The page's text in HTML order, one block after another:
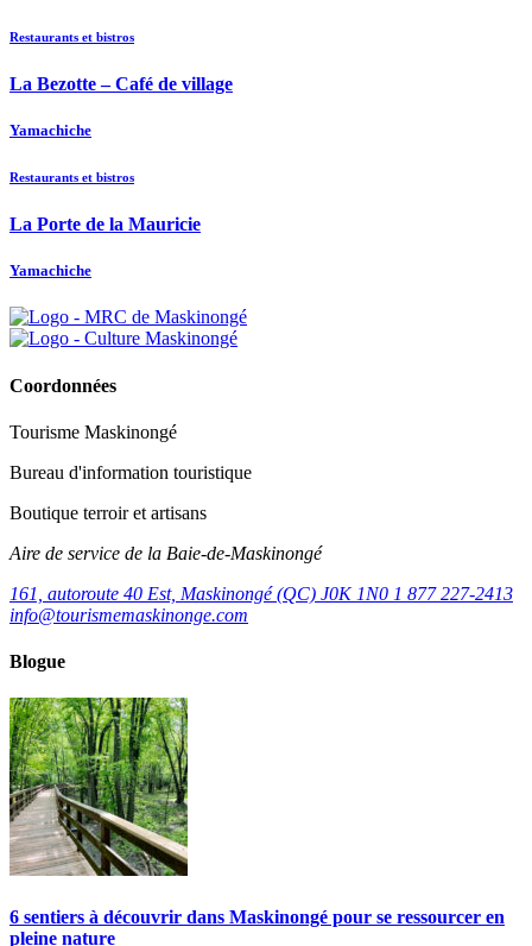
Restaurants et bistros
La Bezotte – Café de village
Yamachiche
Restaurants et bistros
La Porte de la Mauricie
Yamachiche
Coordonnées
Tourisme Maskinongé
Bureau d'information touristique
Boutique terroir et artisans
Aire de service de la Baie-de-Maskinongé
161, autoroute 40 Est, Maskinongé (QC) J0K 1N0 1 877 227-2413
info@tourismemaskinonge.com
Blogue
6 sentiers à découvrir dans Maskinongé pour se ressourcer en
pleine nature